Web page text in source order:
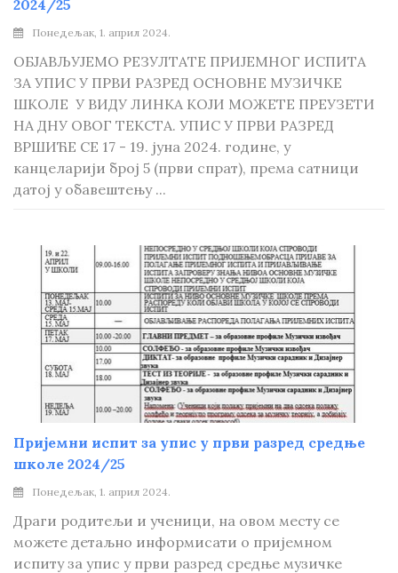
2024/25
Понедељак, 1. април 2024.
ОБЈАВЉУЈЕМО РЕЗУЛТАТЕ ПРИЈЕМНОГ ИСПИТА
ЗА УПИС У ПРВИ РАЗРЕД ОСНОВНЕ МУЗИЧКЕ
ШКОЛЕ У ВИДУ ЛИНКА КОЈИ МОЖЕТЕ ПРЕУЗЕТИ
НА ДНУ ОВОГ ТЕКСТА. УПИС У ПРВИ РАЗРЕД
ВРШИЋЕ СЕ 17 - 19. јуна 2024. године, у
канцеларији број 5 (први спрат), према сатници
датој у обавештењу ...
Пријемни испит за упис у први разред средње
школе 2024/25
Понедељак, 1. април 2024.
Драги родитељи и ученици, на овом месту се
можете детаљно информисати о пријемном
испиту за упис у први разред средње музичке